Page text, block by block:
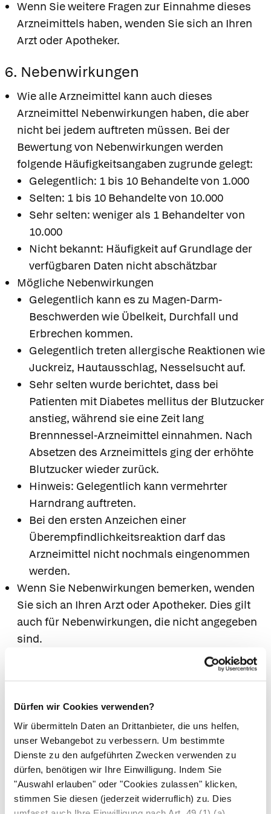
Dürfen wir Cookies verwenden?
Wir übermitteln Daten an Drittanbieter, die uns helfen,
unser Webangebot zu verbessern. Um bestimmte
Dienste zu den aufgeführten Zwecken verwenden zu
dürfen, benötigen wir Ihre Einwilligung. Indem Sie
"Auswahl erlauben" oder "Cookies zulassen" klicken,
stimmen Sie diesen (jederzeit widerruflich) zu. Dies
Wenn Sie weitere Fragen zur Einnahme dieses
Arzneimittels haben, wenden Sie sich an Ihren
Arzt oder Apotheker.
6. Nebenwirkungen
Wie alle Arzneimittel kann auch dieses
Arzneimittel Nebenwirkungen haben, die aber
nicht bei jedem auftreten müssen. Bei der
Bewertung von Nebenwirkungen werden
folgende Häufigkeitsangaben zugrunde gelegt:
Gelegentlich: 1 bis 10 Behandelte von 1.000
Selten: 1 bis 10 Behandelte von 10.000
Sehr selten: weniger als 1 Behandelter von
10.000
Nicht bekannt: Häufigkeit auf Grundlage der
verfügbaren Daten nicht abschätzbar
Mögliche Nebenwirkungen
Gelegentlich kann es zu Magen-Darm-
Beschwerden wie Übelkeit, Durchfall und
Erbrechen kommen.
Gelegentlich treten allergische Reaktionen wie
Juckreiz, Hautausschlag, Nesselsucht auf.
Sehr selten wurde berichtet, dass bei
Patienten mit Diabetes mellitus der Blutzucker
anstieg, während sie eine Zeit lang
Brennnessel-Arzneimittel einnahmen. Nach
Absetzen des Arzneimittels ging der erhöhte
Blutzucker wieder zurück.
Hinweis: Gelegentlich kann vermehrter
Harndrang auftreten.
Bei den ersten Anzeichen einer
Überempfindlichkeitsreaktion darf das
Arzneimittel nicht nochmals eingenommen
werden.
Wenn Sie Nebenwirkungen bemerken, wenden
Sie sich an Ihren Arzt oder Apotheker. Dies gilt
auch für Nebenwirkungen, die nicht angegeben
sind.
beeinflussen, so dass ihre Wirkung dann stärker
oder schwächer ist als gewöhnlich. Bitte
informieren Sie Ihren Arzt oder Apotheker, wenn
Sie andere Arzneimittel einnehmen, kürzlich
andere Arzneimittel eingenommen haben oder
beabsichtigen, andere Arzneimittel